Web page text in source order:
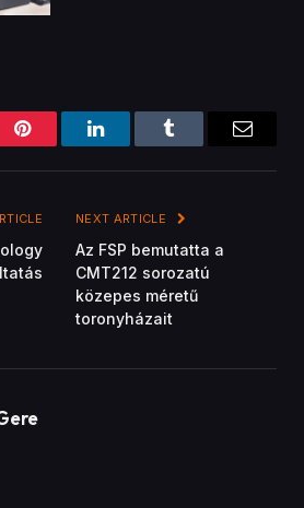
toronyházait
a négy antennával